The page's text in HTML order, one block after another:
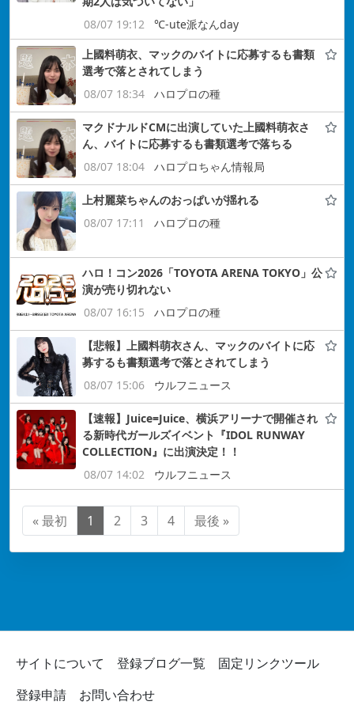
08/07 19:12
℃-ute派なんday
上國料萌衣、マックのバイトに応募するも書類
選考で落とされてしまう
08/07 18:34
ハロプロの種
マクドナルドCMに出演していた上國料萌衣さ
ん、バイトに応募するも書類選考で落ちる
08/07 18:04
ハロプロちゃん情報局
上村麗菜ちゃんのおっぱいが揺れる
08/07 17:11
ハロプロの種
ハロ！コン2026「TOYOTA ARENA TOKYO」公
演が売り切れない
08/07 16:15
ハロプロの種
【悲報】上國料萌衣さん、マックのバイトに応
募するも書類選考で落とされてしまう
08/07 15:06
ウルフニュース
【速報】Juice=Juice、横浜アリーナで開催され
る新時代ガールズイベント『IDOL RUNWAY
COLLECTION』に出演決定！！
08/07 14:02
ウルフニュース
« 最初 1 2 3 4 最後 »
サイトについて 登録ブログ一覧
固定リンクツール
登録申請
お問い合わせ